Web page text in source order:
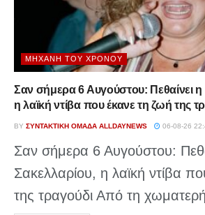
ΜΗΧΑΝΉ ΤΟΥ ΧΡΌΝΟΥ
Σαν σήμερα 6 Αυγούστου: Πεθαίνει η
η λαϊκή ντίβα που έκανε τη ζωή της
BY ΣΥΝΤΑΚΤΙΚΉ ΟΜΆΔΑ ALLDAYNEWS 06-08-26
Σαν σήμερα 6 Αυγούστου:
Σακελλαρίου, η λαϊκή ντίβα
της τραγούδι Από τη